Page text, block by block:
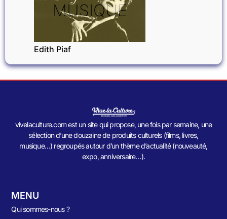
MUSIQUE
Edith Piaf
vivelaculture.com est un site qui propose, une fois par semaine, une
sélection d’une douzaine de produits culturels (films, livres,
musique…) regroupés autour d’un thème d’actualité (nouveauté,
expo, anniversaire…).
MENU
Qui sommes-nous ?